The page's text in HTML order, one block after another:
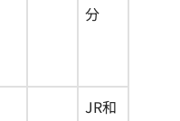
分
JR和